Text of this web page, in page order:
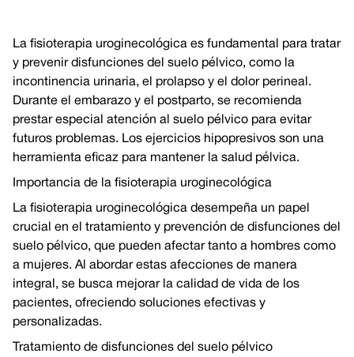
La fisioterapia uroginecológica es fundamental para tratar
y prevenir disfunciones del suelo pélvico, como la
incontinencia urinaria, el prolapso y el dolor perineal.
Durante el embarazo y el postparto, se recomienda
prestar especial atención al suelo pélvico para evitar
futuros problemas. Los ejercicios hipopresivos son una
herramienta eficaz para mantener la salud pélvica.
Importancia de la fisioterapia uroginecológica
La fisioterapia uroginecológica desempeña un papel
crucial en el tratamiento y prevención de disfunciones del
suelo pélvico, que pueden afectar tanto a hombres como
a mujeres. Al abordar estas afecciones de manera
integral, se busca mejorar la calidad de vida de los
pacientes, ofreciendo soluciones efectivas y
personalizadas.
Tratamiento de disfunciones del suelo pélvico